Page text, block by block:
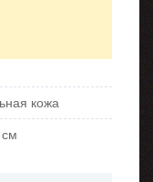
кожа